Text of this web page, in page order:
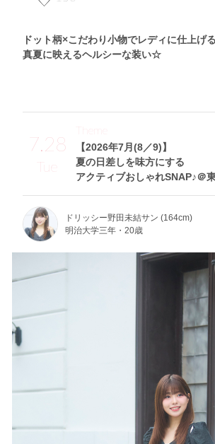
ドット柄×こだわり小物でレディに仕上げる
真夏に映えるヘルシーな装い☆
7.28
Tue
【2026年7月(8／9)】
夏の日差しを味方にする
アクティブおしゃれSNAP♪＠
Theme
ドリッシー野田未結サン (164cm)
明治大学三年・20歳